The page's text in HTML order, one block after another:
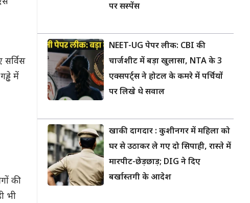
में
की
भी
पर सस्पेंस
NEET-UG पेपर लीक: CBI की
चार्जशीट में बड़ा खुलासा, NTA के 3
एक्सपर्ट्स ने होटल के कमरे में पर्चियों
पर लिखे थे सवाल
खाकी दागदार : कुशीनगर में महिला को
घर से उठाकर ले गए दो सिपाही, रास्ते में
मारपीट-छेड़छाड़; DIG ने दिए
बर्खास्तगी के आदेश